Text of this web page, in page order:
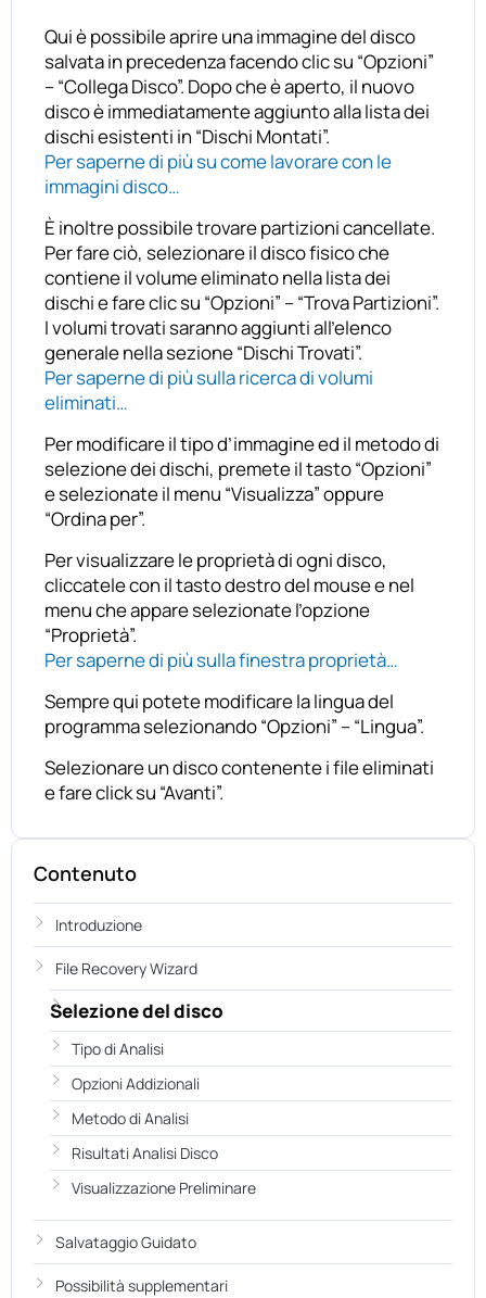
Qui è possibile aprire una immagine del disco
salvata in precedenza facendo clic su “Opzioni”
– “Collega Disco”. Dopo che è aperto, il nuovo
disco è immediatamente aggiunto alla lista dei
dischi esistenti in “Dischi Montati”.
Per saperne di più su come lavorare con le
immagini disco…
È inoltre possibile trovare partizioni cancellate.
Per fare ciò, selezionare il disco fisico che
contiene il volume eliminato nella lista dei
dischi e fare clic su “Opzioni” – “Trova Partizioni”.
I volumi trovati saranno aggiunti all’elenco
generale nella sezione “Dischi Trovati”.
Per saperne di più sulla ricerca di volumi
eliminati…
Per modificare il tipo d’immagine ed il metodo di
selezione dei dischi, premete il tasto “Opzioni”
e selezionate il menu “Visualizza” oppure
“Ordina per”.
Per visualizzare le proprietà di ogni disco,
cliccatele con il tasto destro del mouse e nel
menu che appare selezionate l’opzione
“Proprietà”.
Per saperne di più sulla finestra proprietà…
Sempre qui potete modificare la lingua del
programma selezionando “Opzioni” – “Lingua”.
Selezionare un disco contenente i file eliminati
e fare click su “Avanti”.
Contenuto
Introduzione
File Recovery Wizard
Selezione del disco
Tipo di Analisi
Opzioni Addizionali
Metodo di Analisi
Risultati Analisi Disco
Visualizzazione Preliminare
Salvataggio Guidato
Possibilità supplementari